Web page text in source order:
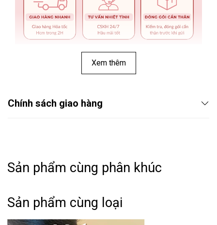
➤ Tên hàng hóa: Bông tai nữ hình nơ phối ngọc trai nhân
tạo sang trọng hiện đại VV117
Xem thêm
Chính sách giao hàng
Sản phẩm cùng phân khúc
Sản phẩm cùng loại